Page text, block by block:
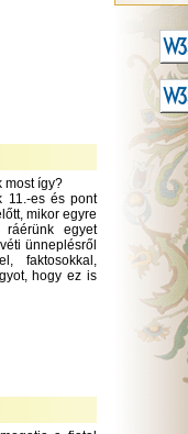
most így?
11.-es és pont
mikor egyre
egyet
ünneplésről
faktosokkal,
hogy ez is